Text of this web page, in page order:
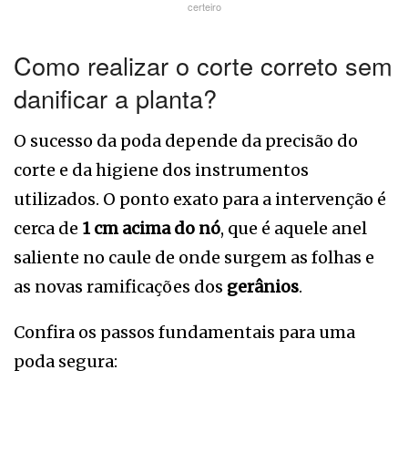
certeiro
Como realizar o corte correto sem
danificar a planta?
O sucesso da poda depende da precisão do
corte e da higiene dos instrumentos
utilizados. O ponto exato para a intervenção é
cerca de 1 cm acima do nó, que é aquele anel
saliente no caule de onde surgem as folhas e
as novas ramificações dos gerânios.
Confira os passos fundamentais para uma
poda segura: